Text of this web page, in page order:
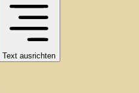
Text ausrichten